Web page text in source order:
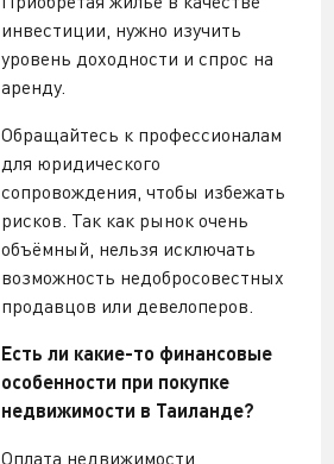
инвестиции, нужно изучить
уровень доходности и спрос на
аренду.
Обращайтесь к профессионалам
для юридического
сопровождения, чтобы избежать
рисков. Так как рынок очень
объёмный, нельзя исключать
возможность недобросовестных
продавцов или девелоперов.
Есть ли какие-то финансовые
особенности при покупке
недвижимости в Таиланде?
Оплата недвижимости